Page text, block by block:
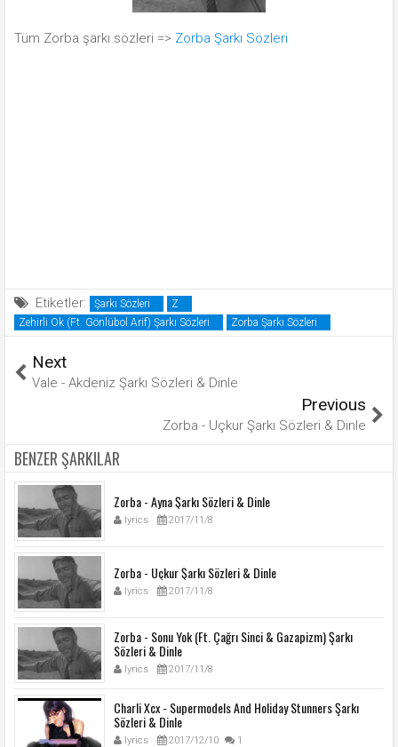
Tüm Zorba şarkı sözleri => Zorba Şarkı Sözleri
Etiketler: Şarkı Sözleri
Z
Zehirli Ok (Ft. Gönlübol Arif) Şarkı Sözleri
Zorba Şarkı Sözleri
Next
Vale - Akdeniz Şarkı Sözleri & Dinle
Previous
Zorba - Uçkur Şarkı Sözleri & Dinle
BENZER ŞARKILAR
Zorba - Ayna Şarkı Sözleri & Dinle
lyrics 2017/11/8
Zorba - Uçkur Şarkı Sözleri & Dinle
lyrics 2017/11/8
Zorba - Sonu Yok (Ft. Çağrı Sinci & Gazapizm) Şarkı
Sözleri & Dinle
lyrics 2017/11/8
Charli Xcx - Supermodels And Holiday Stunners Şarkı
Sözleri & Dinle
lyrics 2017/12/10 1